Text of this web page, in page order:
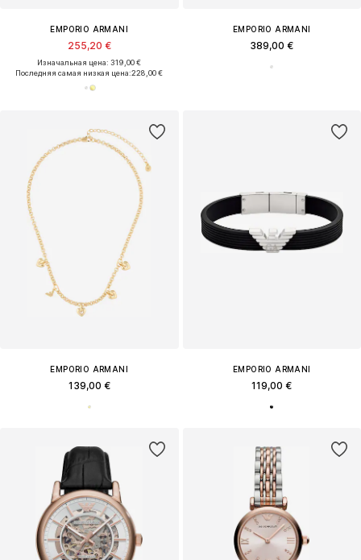
EMPORIO ARMANI
255,20 €
Изначальная цена: 319,00 €
Последняя самая низкая цена:228,00 €
EMPORIO ARMANI
389,00 €
EMPORIO ARMANI
139,00 €
EMPORIO ARMANI
119,00 €